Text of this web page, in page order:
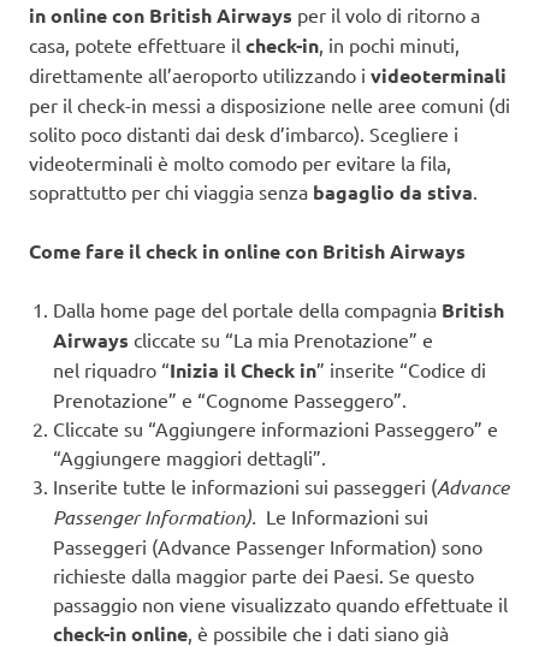
in online con British Airways per il volo di ritorno a
casa, potete effettuare il check-in, in pochi minuti,
direttamente all’aeroporto utilizzando i videoterminali
per il check-in messi a disposizione nelle aree comuni (di
solito poco distanti dai desk d’imbarco). Scegliere i
videoterminali è molto comodo per evitare la fila,
soprattutto per chi viaggia senza bagaglio da stiva.
Come fare il check in online con British Airways
Dalla home page del portale della compagnia British
Airways cliccate su “La mia Prenotazione” e
nel riquadro “Inizia il Check in” inserite “Codice di
Prenotazione” e “Cognome Passeggero”.
Cliccate su “Aggiungere informazioni Passeggero” e
“Aggiungere maggiori dettagli”.
Inserite tutte le informazioni sui passeggeri (Advance
Passenger Information). Le Informazioni sui
Passeggeri (Advance Passenger Information) sono
richieste dalla maggior parte dei Paesi. Se questo
passaggio non viene visualizzato quando effettuate il
check-in online, è possibile che i dati siano già